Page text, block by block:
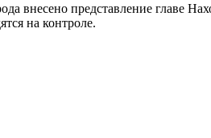
внесено представление главе
на контроле.